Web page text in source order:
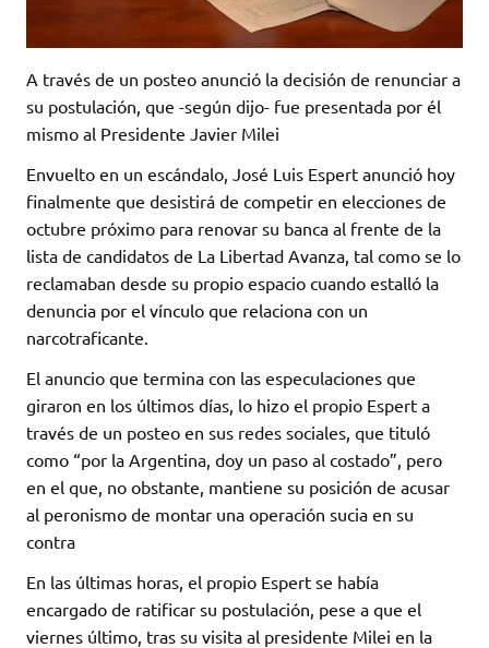
A través de un posteo anunció la decisión de renunciar a
su postulación, que -según dijo- fue presentada por él
mismo al Presidente Javier Milei
Envuelto en un escándalo, José Luis Espert anunció hoy
finalmente que desistirá de competir en elecciones de
octubre próximo para renovar su banca al frente de la
lista de candidatos de La Libertad Avanza, tal como se lo
reclamaban desde su propio espacio cuando estalló la
denuncia por el vínculo que relaciona con un
narcotraficante.
El anuncio que termina con las especulaciones que
giraron en los últimos días, lo hizo el propio Espert a
través de un posteo en sus redes sociales, que tituló
como “por la Argentina, doy un paso al costado”, pero
en el que, no obstante, mantiene su posición de acusar
al peronismo de montar una operación sucia en su
contra
En las últimas horas, el propio Espert se había
encargado de ratificar su postulación, pese a que el
viernes último, tras su visita al presidente Milei en la